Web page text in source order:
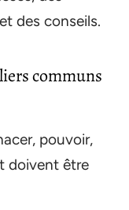
des conseils.
communs
pouvoir,
doivent être